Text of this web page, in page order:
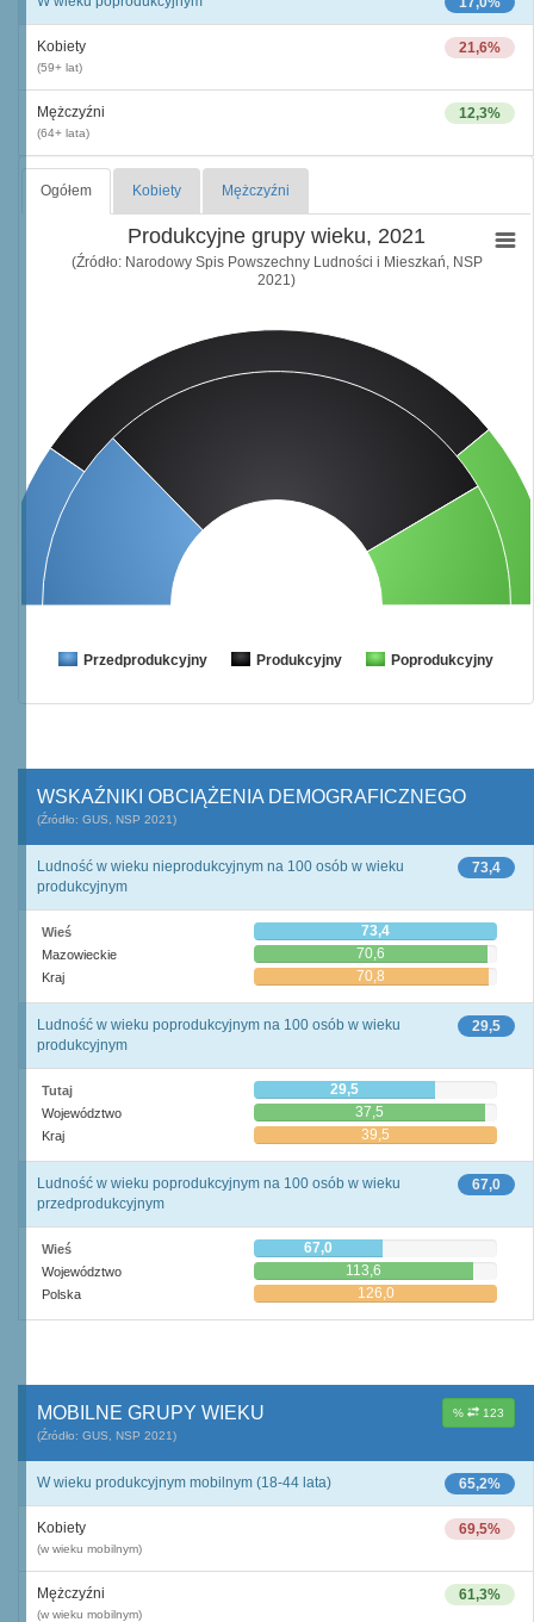
21,6%
Kobiety
(59+ lat)
12,3%
Mężczyźni
(64+ lata)
Ogółem Kobiety Mężczyźni
Produkcyjne grupy wieku, 2021
(Źródło: Narodowy Spis Powszechny Ludności i Mieszkań, NSP
2021)
Przedprodukcyjny Produkcyjny Poprodukcyjny
WSKAŹNIKI OBCIĄŻENIA DEMOGRAFICZNEGO
(Źródło: GUS, NSP 2021)
73,4
Ludność w wieku nieprodukcyjnym na 100 osób w wieku
produkcyjnym
Wieś 73,4
Mazowieckie 70,6
Kraj 70,8
29,5
Ludność w wieku poprodukcyjnym na 100 osób w wieku
produkcyjnym
Tutaj 29,5
Województwo 37,5
Kraj 39,5
67,0
Ludność w wieku poprodukcyjnym na 100 osób w wieku
przedprodukcyjnym
Wieś 67,0
Województwo 113,6
Polska 126,0
% 123
MOBILNE GRUPY WIEKU
(Źródło: GUS, NSP 2021)
65,2%
W wieku produkcyjnym mobilnym (18-44 lata)
69,5%
Kobiety
(w wieku mobilnym)
61,3%
Mężczyźni
(w wieku mobilnym)